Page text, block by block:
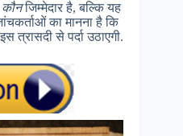
कौनजिम्मेदार है, बल्कि यह
का मानना है कि
त्रासदी से पर्दा उठाएगी.